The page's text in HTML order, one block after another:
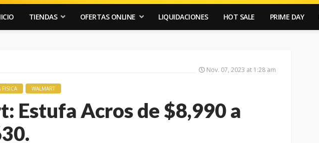
TIENDAS OFERTAS ONLINE LIQUIDACIONES HOT SALE PRIME DAY
Nov. 07, 2023 at 1:28 am
FISICA WALMART
Estufa Acros de $8,990 a